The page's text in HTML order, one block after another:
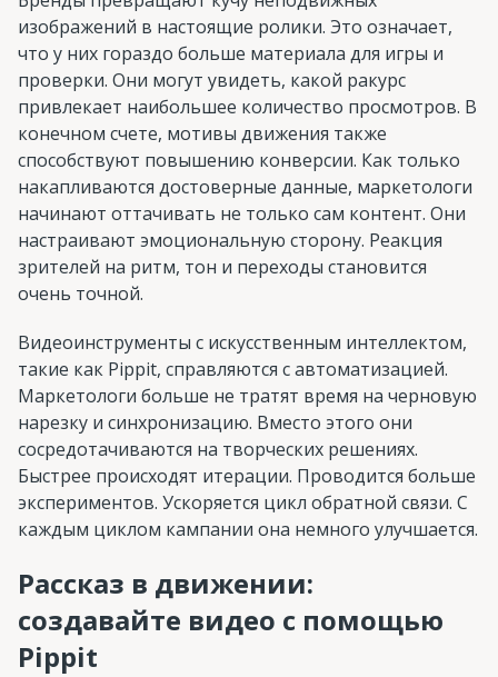
изображений в настоящие ролики. Это означает,
что у них гораздо больше материала для игры и
проверки. Они могут увидеть, какой ракурс
привлекает наибольшее количество просмотров. В
конечном счете, мотивы движения также
способствуют повышению конверсии. Как только
накапливаются достоверные данные, маркетологи
начинают оттачивать не только сам контент. Они
настраивают эмоциональную сторону. Реакция
зрителей на ритм, тон и переходы становится
очень точной.
Видеоинструменты с искусственным интеллектом,
такие как Pippit, справляются с автоматизацией.
Маркетологи больше не тратят время на черновую
нарезку и синхронизацию. Вместо этого они
сосредотачиваются на творческих решениях.
Быстрее происходят итерации. Проводится больше
экспериментов. Ускоряется цикл обратной связи. С
каждым циклом кампании она немного улучшается.
Рассказ в движении:
создавайте видео с помощью
Pippit